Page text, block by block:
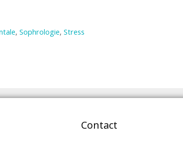
, Sophrologie, Stress
Contact